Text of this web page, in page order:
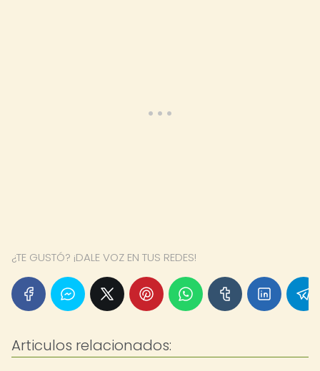
¿TE GUSTÓ? ¡DALE VOZ EN TUS REDES!
Articulos relacionados: